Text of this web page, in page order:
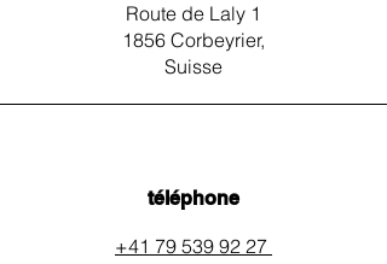
Route de Laly 1
1856 Corbeyrier,
Suisse
téléphone
+41 79 539 92 27